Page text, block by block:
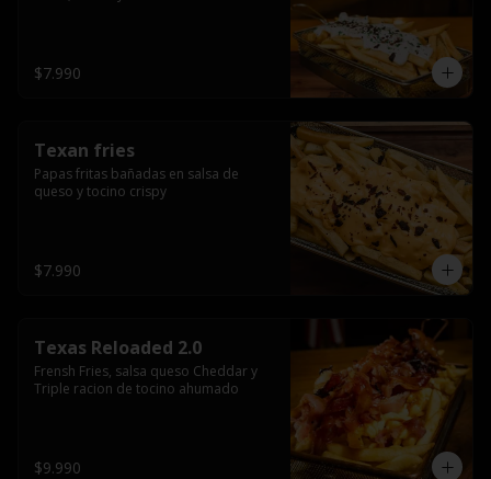
$7.990
Texan fries
Papas fritas bañadas en salsa de
queso y tocino crispy
$7.990
Texas Reloaded 2.0
Frensh Fries, salsa queso Cheddar y
Triple racion de tocino ahumado
$9.990